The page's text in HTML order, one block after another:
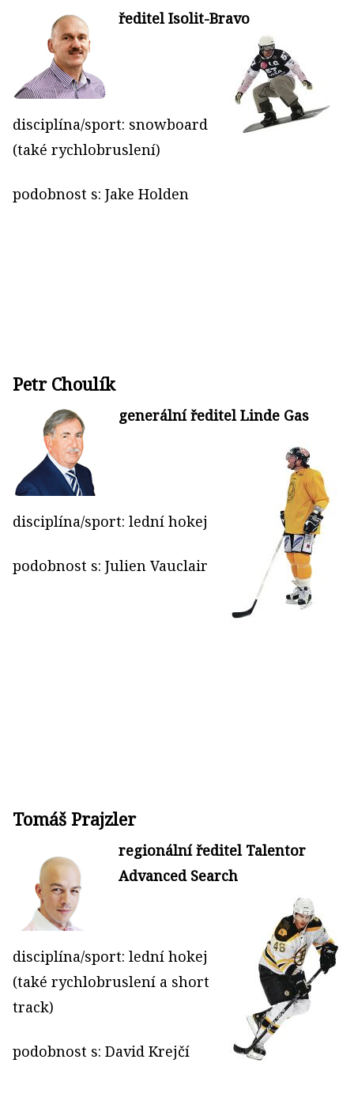
ředitel Isolit-Bravo
disciplína/sport: snowboard
(také rychlobruslení)
podobnost s: Jake Holden
Petr Choulík
generální ředitel Linde Gas
disciplína/sport: lední hokej
podobnost s: Julien Vauclair
Tomáš Prajzler
regionální ředitel Talentor
Advanced Search
disciplína/sport: lední hokej
(také rychlobruslení a short
track)
podobnost s: David Krejčí